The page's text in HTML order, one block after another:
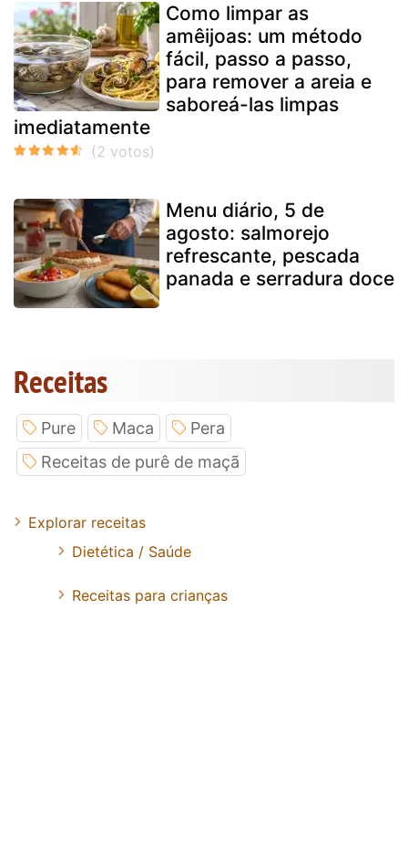
Como limpar as
amêijoas: um método
fácil, passo a passo,
para remover a areia e
saboreá-las limpas
imediatamente
Menu diário, 5 de
agosto: salmorejo
refrescante, pescada
panada e serradura doce
Receitas
Pure Maca
Pera
Receitas de purê de maçã
Explorar receitas
Dietética / Saúde
Receitas para crianças